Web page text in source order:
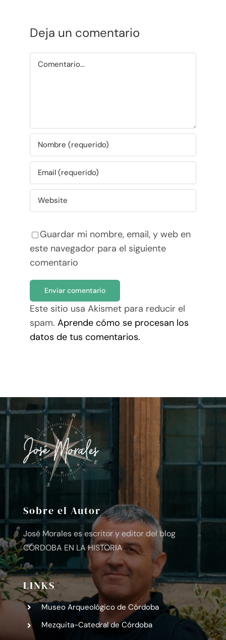
Deja un comentario
Comentario
Guardar mi nombre, email, y web en
este navegador para el siguiente
comentario
Este sitio usa Akismet para reducir el
spam.Aprende cómo se procesan los
datos de tus comentarios.
Sobre el Autor
José Morales es escritor y editor del blog
CÓRDOBA EN LA HISTORIA
LINKS
Museo Arqueológico de Córdoba
Mezquita-Catedral de Córdoba